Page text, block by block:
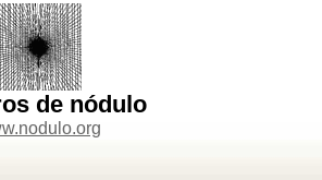
de nódulo